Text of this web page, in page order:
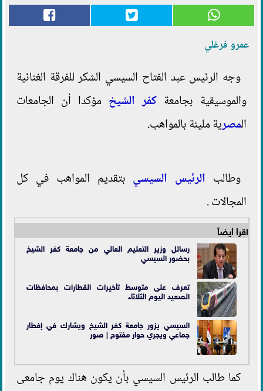
عمرو فرغلي
وجه الرئيس عبد الفتاح السيسي الشكر للفرقة الغنائية
والموسيقية بجامعة كفر الشيخ مؤكدا أن الجامعات
المصرية مليئة بالمواهب.
وطالب الرئيس السيسي بتقديم المواهب في كل
المجالات .
اقرأ أيضاً
رسائل وزير التعليم العالي من جامعة كفر الشيخ
بحضور السيسي
تعرف على متوسط تأخيرات القطارات بمحافظات
الصعيد اليوم الثلاثاء
السيسي يزور جامعة كفر الشيخ ويشارك في إفطار
جماعي ويجري حوار مفتوح | صور
كما طالب الرئيس السيسي بأن يكون هناك يوم جامعى